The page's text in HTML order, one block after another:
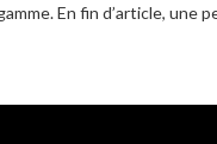
En fin d’article,